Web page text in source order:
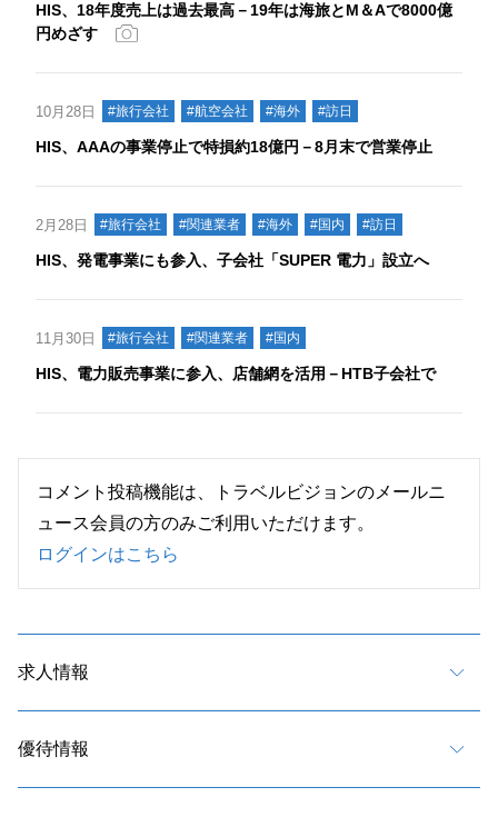
HIS、18年度売上は過去最高－19年は海旅とM＆Aで8000億
円めざす
10月28日 #旅行会社 #航空会社 #海外 #訪日
HIS、AAAの事業停止で特損約18億円－8月末で営業停止
2月28日 #旅行会社 #関連業者 #海外 #国内 #訪日
HIS、発電事業にも参入、子会社「SUPER 電力」設立へ
11月30日 #旅行会社 #関連業者 #国内
HIS、電力販売事業に参入、店舗網を活用－HTB子会社で
コメント投稿機能は、トラベルビジョンのメールニ
ュース会員の方のみご利用いただけます。
ログインはこちら
求人情報
優待情報